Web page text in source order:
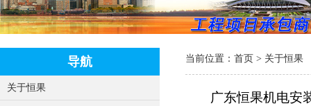
导航
关于恒果
当前位置： 首页 > 关于恒果
广东恒果机电安